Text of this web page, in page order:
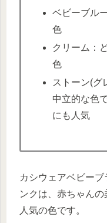
ベビーブル
色
クリーム：
色
ストーン(グ
中立的な色
にも人気
カシウェアベビー
ンクは、赤ちゃん
人気の色です。